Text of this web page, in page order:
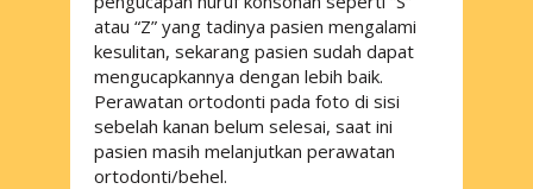
atau “Z” yang tadinya pasien mengalami
kesulitan, sekarang pasien sudah dapat
mengucapkannya dengan lebih baik.
Perawatan ortodonti pada foto di sisi
sebelah kanan belum selesai, saat ini
pasien masih melanjutkan perawatan
ortodonti/behel.